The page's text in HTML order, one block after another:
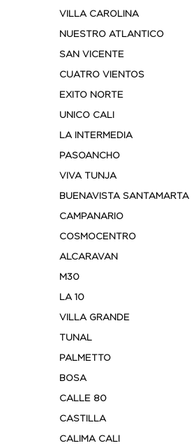
VILLA CAROLINA
NUESTRO ATLANTICO
SAN VICENTE
CUATRO VIENTOS
EXITO NORTE
UNICO CALI
LA INTERMEDIA
PASOANCHO
VIVA TUNJA
BUENAVISTA SANTAMARTA
CAMPANARIO
COSMOCENTRO
ALCARAVAN
M30
LA 10
VILLA GRANDE
TUNAL
PALMETTO
BOSA
CALLE 80
CASTILLA
CALIMA CALI